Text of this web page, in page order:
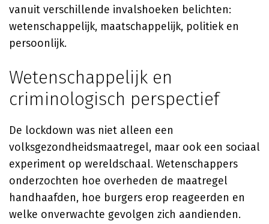
vanuit verschillende invalshoeken belichten:
wetenschappelijk, maatschappelijk, politiek en
persoonlijk.
Wetenschappelijk en
criminologisch perspectief
De lockdown was niet alleen een
volksgezondheidsmaatregel, maar ook een sociaal
experiment op wereldschaal. Wetenschappers
onderzochten hoe overheden de maatregel
handhaafden, hoe burgers erop reageerden en
welke onverwachte gevolgen zich aandienden.